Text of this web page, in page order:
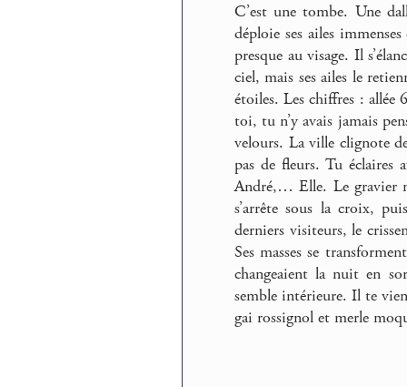
C’est une tombe. Une
déploie ses ailes
presque au visage. Il
ciel, mais ses ailes le
étoiles. Les chiffres :
toi, tu n’y avais jamais
velours. La ville clignote
pas de fleurs. Tu éclaires
André,… Elle. Le gravier
s’arrête sous la croix,
derniers visiteurs, le
Ses masses se
changeaient la nuit en
semble intérieure. Il te
gai rossignol et merle